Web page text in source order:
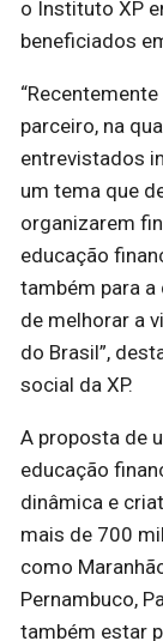
o Instituto XP
beneficiados
parceiro, na
entrevistados
um tema que
organizarem
educação
também para
de melhorar a
do Brasil”,
social da XP.
A proposta de
educação
dinâmica e
mais de 700
como
Pernambuco,
também estar